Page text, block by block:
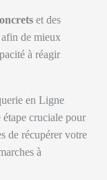
et des
afin de mieux
à réagir
en Ligne
étape cruciale pour
de récupérer votre
à